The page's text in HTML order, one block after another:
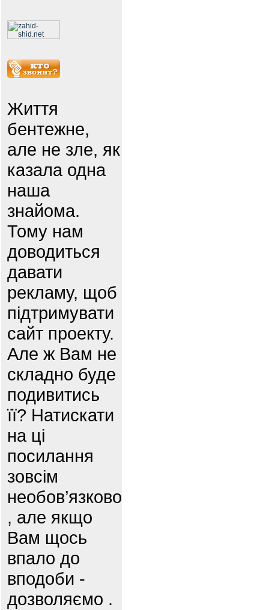
Життя
бентежне,
але не зле, як
казала одна
наша
знайома.
Тому нам
доводиться
давати
рекламу, щоб
підтримувати
сайт проекту.
Але ж Вам не
складно буде
подивитись
її? Натискати
на ці
посилання
зовсім
необов’язково
, але якщо
Вам щось
впало до
вподоби -
дозволяємо .